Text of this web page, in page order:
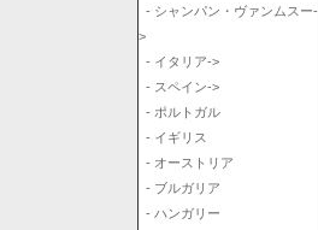
- シャンパン・ヴァンムスー-
>
- イタリア->
- スペイン->
- ポルトガル
- イギリス
- オーストリア
- ブルガリア
- ハンガリー